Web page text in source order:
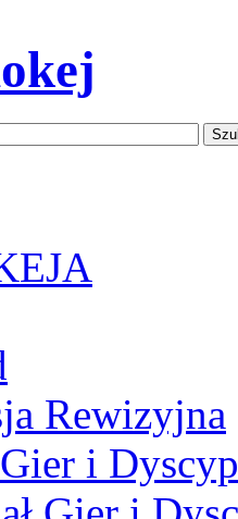
Rewizyjna
i